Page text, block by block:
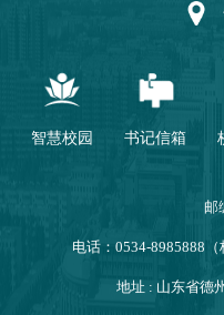
智慧校园 书记信箱
邮
电话：0534-8985888（
地址 : 山东省德